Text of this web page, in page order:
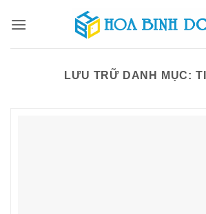
qua
LƯU TRỮ DANH MỤC: